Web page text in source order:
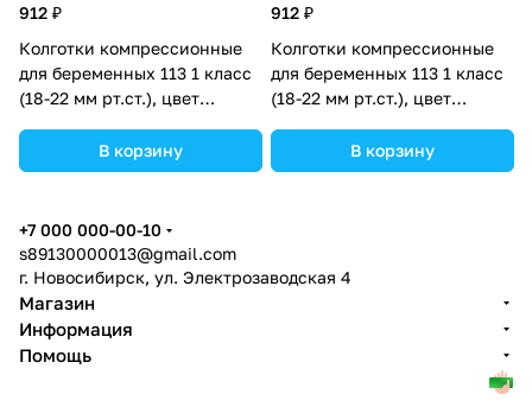
912 ₽
Колготки компрессионные
для беременных 113 1 класс
(18-22 мм рт.ст.), цвет
В корзину
912 ₽
Колготки компрессионные
для беременных 113 1 класс
(18-22 мм рт.ст.), цвет
В корзину
+7 000 000-00-10
s89130000013@gmail.com
г. Новосибирск, ул. Электрозаводская 4
Магазин
Информация
Помощь